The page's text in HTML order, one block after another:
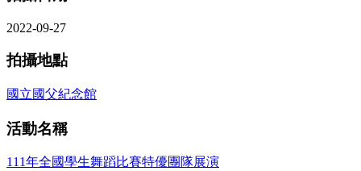
2022-09-27
拍攝地點
國立國父紀念館
活動名稱
111年全國學生舞蹈比賽特優團隊展演